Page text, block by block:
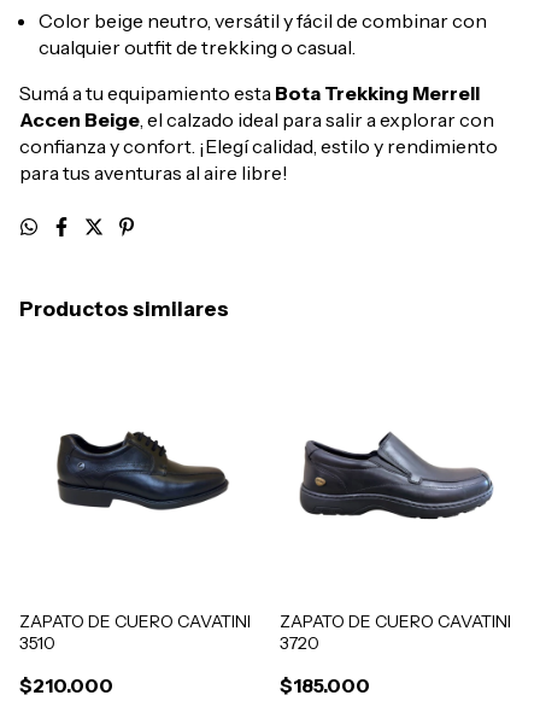
Color beige neutro, versátil y fácil de combinar con
cualquier outfit de trekking o casual.
Sumá a tu equipamiento esta Bota Trekking Merrell
Accen Beige, el calzado ideal para salir a explorar con
confianza y confort. ¡Elegí calidad, estilo y rendimiento
para tus aventuras al aire libre!
Productos similares
ZAPATO DE CUERO CAVATINI
3510
$210.000
ZAPATO DE CUERO CAVATINI
3720
$185.000